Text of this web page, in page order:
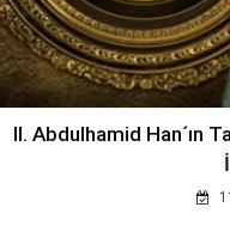
II. Abdulhamid Han´ın